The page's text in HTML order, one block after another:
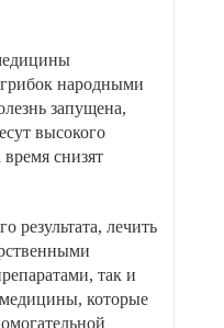
народными
запущена,
высокого
время снизят
результата, лечить
так и
которые